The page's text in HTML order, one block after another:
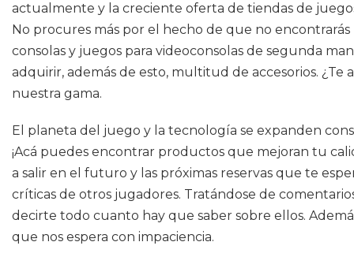
actualmente y la creciente oferta de tiendas de
No procures más por el hecho de que no
consolas y juegos para videoconsolas de segunda
adquirir, además de esto, multitud de accesorios.
nuestra gama.
El planeta del juego y la tecnología se expanden
¡Acá puedes encontrar productos que mejoran tu
a salir en el futuro y las próximas reservas que te
críticas de otros jugadores. Tratándose de
decirte todo cuanto hay que saber sobre ellos.
que nos espera con impaciencia.